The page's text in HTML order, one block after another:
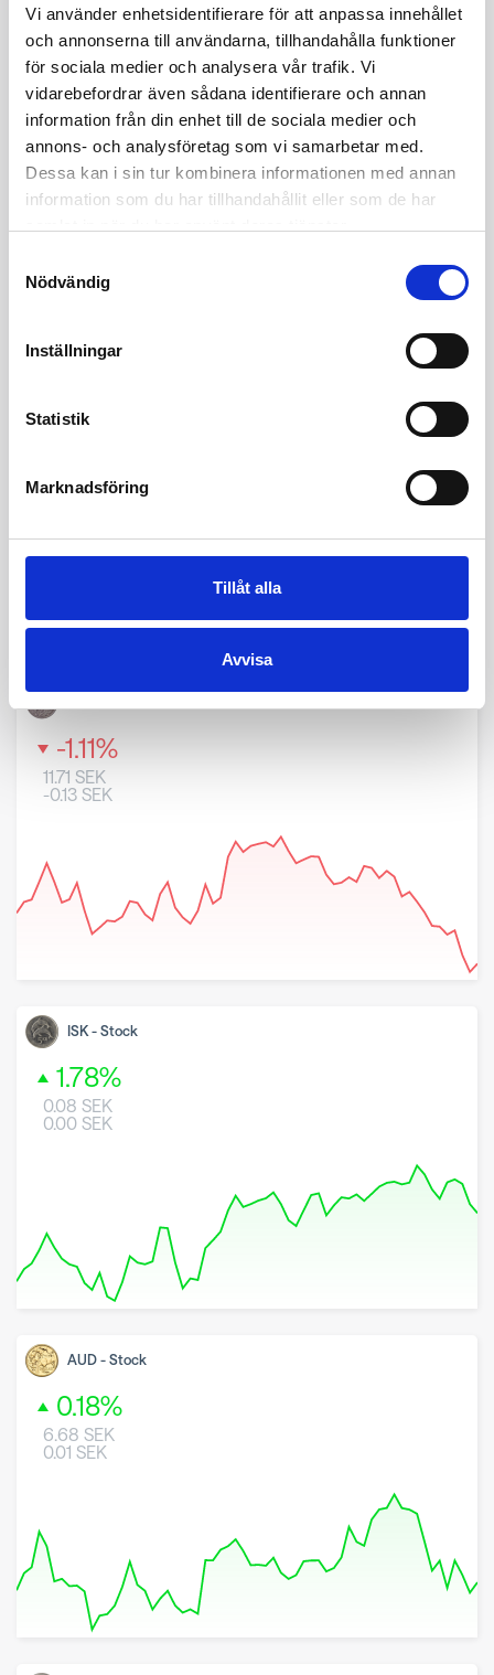
Vi använder enhetsidentifierare för att anpassa innehållet
och annonserna till användarna, tillhandahålla funktioner
för sociala medier och analysera vår trafik. Vi
vidarebefordrar även sådana identifierare och annan
information från din enhet till de sociala medier och
annons- och analysföretag som vi samarbetar med.
Dessa kan i sin tur kombinera informationen med annan
information som du har tillhandahållit eller som de har
Nödvändig
Inställningar
Statistik
Marknadsföring
Tillåt alla
Avvisa
8 May 2026 26 June 2026 7 August 2026
RON-Stock
0.39%
2.08 SEK
7 August 2026
0.34
26 June 2026
-1.11%
11.71 SEK
-0.13 SEK
ISK - Stock
1.78%
0.08 SEK
0.00 SEK
AUD - Stock
0.18%
6.68 SEK
0.01 SEK